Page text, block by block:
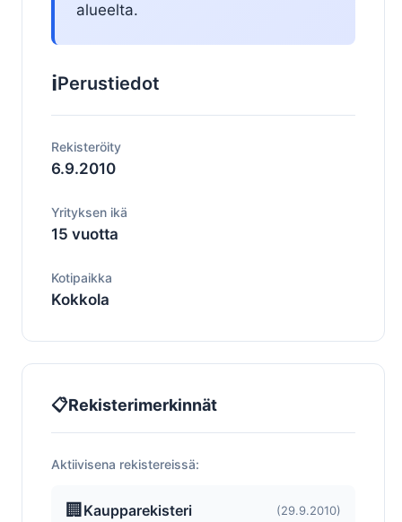
alueelta.
ℹ️Perustiedot
Rekisteröity
6.9.2010
Yrityksen ikä
15 vuotta
Kotipaikka
Kokkola
📋Rekisterimerkinnät
Aktiivisena rekistereissä:
🏢 Kaupparekisteri (29.9.2010)